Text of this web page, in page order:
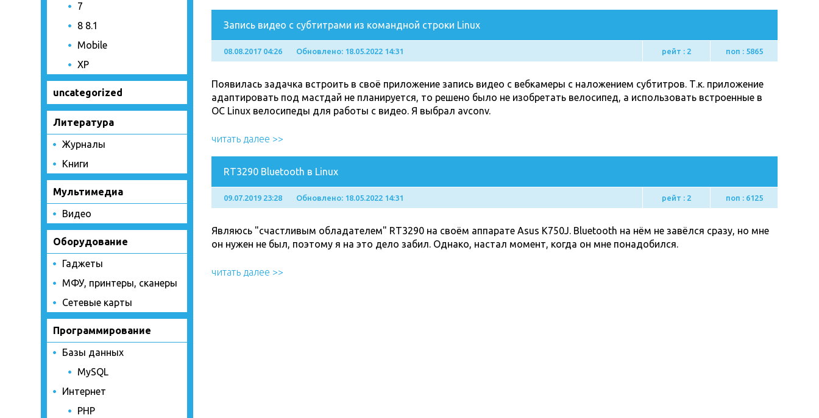
7
8 8.1
Mobile
XP
uncategorized
Литература
Журналы
Книги
Мультимедиа
Видео
Оборудование
Гаджеты
МФУ, принтеры, сканеры
Сетевые карты
Программирование
Базы данных
MySQL
Интернет
PHP
Запись видео с субтитрами из командной строки Linux
08.08.2017 04:26 Обновлено: 18.05.2022 14:31 рейт : 2 поп : 5865
Появилась задачка встроить в своё приложение запись видео с вебкамеры с наложением субтитров. Т.к. приложение
адаптировать под мастдай не планируется, то решено было не изобретать велосипед, а использовать встроенные в
ОС Linux велосипеды для работы с видео. Я выбрал avconv.
читать далее >>
RT3290 Bluetooth в Linux
09.07.2019 23:28 Обновлено: 18.05.2022 14:31 рейт : 2 поп : 6125
Являюсь "счастливым обладателем" RT3290 на своём аппарате Asus K750J. Bluetooth на нём не завёлся сразу, но мне
он нужен не был, поэтому я на это дело забил. Однако, настал момент, когда он мне понадобился.
читать далее >>